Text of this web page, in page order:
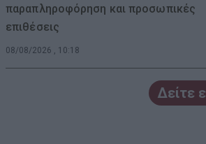
παραπληροφόρηση και προσωπικές
επιθέσεις
08/08/2026 , 10:18
Δείτε